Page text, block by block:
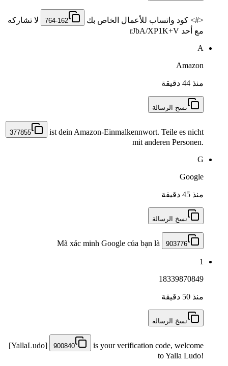
<#> كود واتساب للأعمال الخاص بك ‎ 764-162
لا تشاركه
مع أحد rJbA/XP1K+V
A
Amazon
منذ 44 دقيقة
نسخ الرسالة
377855
ist dein Amazon-Einmalkennwort. Teile es nicht
mit anderen Personen.
G
Google
منذ 45 دقيقة
نسخ الرسالة
Mã xác minh Google của bạn là 903776
1
18339870849
منذ 50 دقيقة
نسخ الرسالة
[YallaLudo] 900840
is your verification code, welcome
to Yalla Ludo!